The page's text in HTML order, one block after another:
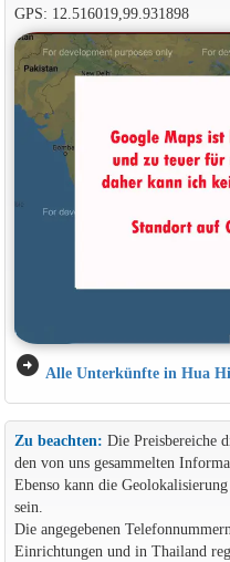
GPS: 12.516019,99.931898
arrow_circle_right Alle Unterkünfte in Hua
Zu beachten: Die Preisbereiche
den von uns gesammelten
Ebenso kann die
sein.
Die angegebenen
Einrichtungen und in Thailand